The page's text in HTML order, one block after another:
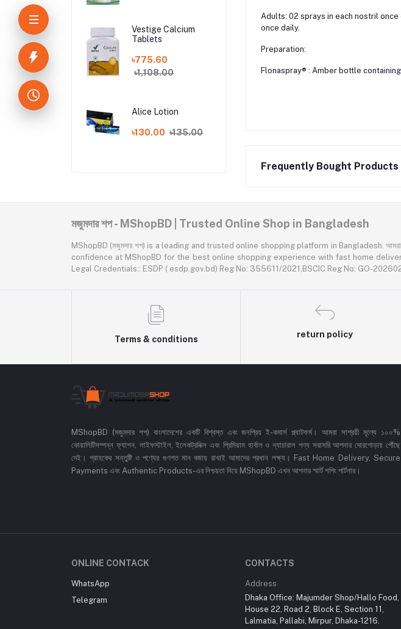
Vestige Calcium
Tablets
৳775.60
৳1,108.00
Alice Lotion
৳130.00 ৳135.00
Adults: 02 sprays in each nostril
once daily.
Preparation:
Flonaspray® : Amber bottle
Frequently Bought Products
মজুমদার শপ - MShopBD | Trusted Online Shop in Bangladesh
MShopBD (মজুমদার শপ) is a leading and trusted online shopping platform in Bangladesh. আমরা সাশ্রয়ী
confidence at MShopBD for the best online shopping experience with fast home delivery,
Legal Credentials:: ESDP ( esdp.gov.bd) Reg No: 355611/2021,BSCIC Reg No: GO-
Terms & conditions
return policy
MShopBD (মজুমদার শপ) বাংলাদেশের একটি বিশ্বস্ত এবং জনপ্রিয় ই-কমার্স প্ল্যাটফর্ম। আমরা সাশ্রয়ী মূল্যে ১০০%
কোয়ালিটিসম্পন্ন ফ্যাশন, লাইফস্টাইল, ইলেকট্রনিক্স এবং প্রিমিয়াম হার্বাল ও ন্যাচারাল পণ্য সরাসরি আপনার দোরগোড়ায় পৌঁছে
দেই। গ্রাহকের সন্তুষ্টি ও পণ্যের গুণগত মান বজায় রাখাই আমাদের প্রধান লক্ষ্য। Fast Home Delivery, Secure
Payments এবং Authentic Products-এর নিশ্চয়তা নিয়ে MShopBD এখন আপনার স্মার্ট শপিং পার্টনার।
ONLINE CONTACK
WhatsApp
Telegram
CONTACTS
Address
Dhaka Office: Majumder Shop/Hallo Food,
House 22, Road 2, Block E, Section 11,
Lalmatia, Pallabi, Mirpur, Dhaka-1216.